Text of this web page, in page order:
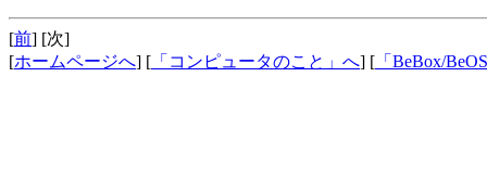
[前] [次]
[ホームページへ] [ 「コンピュータのこと」へ] [ 「BeBox/